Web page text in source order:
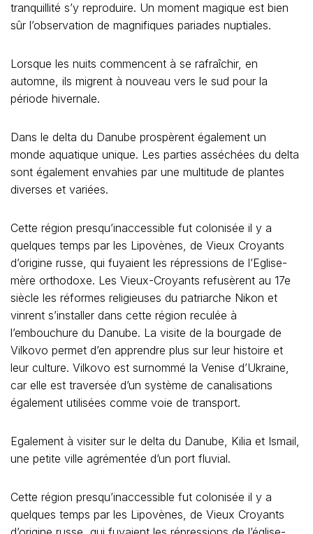
tranquillité s’y reproduire. Un moment magique est bien
sûr l’observation de magnifiques pariades nuptiales.
Lorsque les nuits commencent à se rafraîchir, en
automne, ils migrent à nouveau vers le sud pour la
période hivernale.
Dans le delta du Danube prospèrent également un
monde aquatique unique. Les parties asséchées du delta
sont également envahies par une multitude de plantes
diverses et variées.
Cette région presqu’inaccessible fut colonisée il y a
quelques temps par les Lipovènes, de Vieux Croyants
d’origine russe, qui fuyaient les répressions de l’Eglise-
mère orthodoxe. Les Vieux-Croyants refusèrent au 17e
siècle les réformes religieuses du patriarche Nikon et
vinrent s’installer dans cette région reculée à
l’embouchure du Danube. La visite de la bourgade de
Vilkovo permet d’en apprendre plus sur leur histoire et
leur culture. Vilkovo est surnommé la Venise d’Ukraine,
car elle est traversée d’un système de canalisations
également utilisées comme voie de transport.
Egalement à visiter sur le delta du Danube, Kilia et Ismail,
une petite ville agrémentée d’un port fluvial.
Cette région presqu’inaccessible fut colonisée il y a
quelques temps par les Lipovènes, de Vieux Croyants